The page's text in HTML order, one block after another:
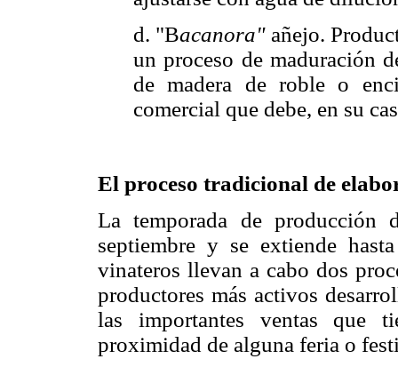
d. "Bacanora" añejo.
un proceso de maduración
de madera de roble o
comercial que debe, en su
El proceso tradicional de
La temporada de
septiembre y se extiende
vinateros llevan a cabo dos
productores más activos
las importantes ventas que
proximidad de alguna feria o